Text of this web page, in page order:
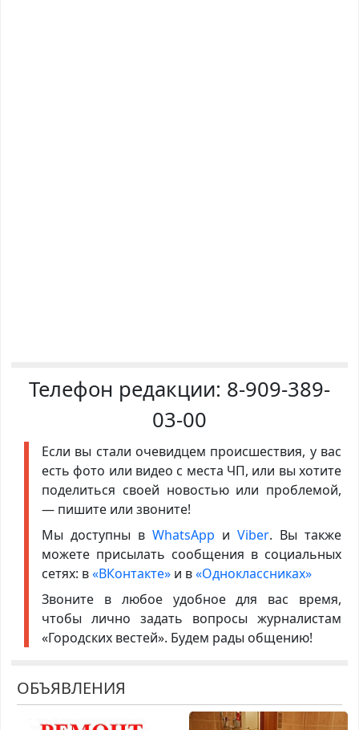
Телефон редакции: 8-909-389-
03-00
Если вы стали очевидцем происшествия, у вас
есть фото или видео с места ЧП, или вы хотите
поделиться своей новостью или проблемой,
— пишите или звоните!
Мы доступны в WhatsApp иViber. Вы также
можете присылать сообщения в социальных
сетях: в«ВКонтакте»и в«Одноклассниках»
Звоните в любое удобное для вас время,
чтобы лично задать вопросы журналистам
«Городских вестей». Будем рады общению!
ОБЪЯВЛЕНИЯ